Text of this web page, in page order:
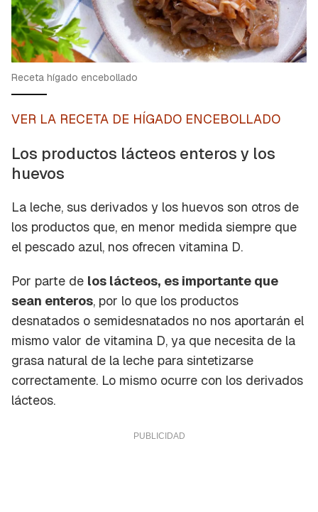
Receta hígado encebollado
VER LA RECETA DE HÍGADO ENCEBOLLADO
Los productos lácteos enteros y los
huevos
La leche, sus derivados y los huevos son otros de
los productos que, en menor medida siempre que
el pescado azul, nos ofrecen vitamina D.
Por parte de los lácteos, es importante que
sean enteros, por lo que los productos
desnatados o semidesnatados no nos aportarán el
mismo valor de vitamina D, ya que necesita de la
grasa natural de la leche para sintetizarse
correctamente. Lo mismo ocurre con los derivados
lácteos.